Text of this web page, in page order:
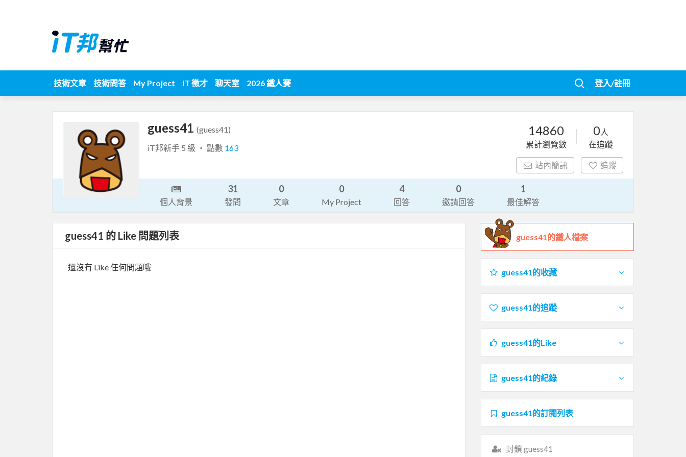
技術文章 技術問答 My Project iT 徵才 聊天室 2026 鐵人賽 登入/註冊
guess41 (guess41)
iT邦新手 5 級 ‧ 點數 163
14860
累計瀏覽數
0人
在追蹤
站內簡訊 追蹤
個人背景
31
發問
0
文章
0
My Project
4
回答
0
邀請回答
1
最佳解答
guess41 的 Like 問題列表
還沒有 Like 任何問題哦
guess41的鐵人檔案
guess41的收藏
guess41的追蹤
guess41的Like
guess41的紀錄
guess41的訂閱列表
封鎖 guess41